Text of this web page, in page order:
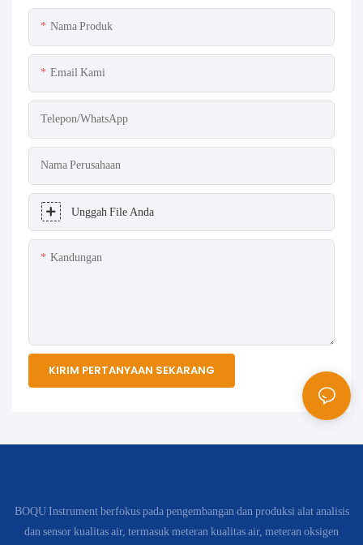
Nama Produk
Email Kami
Telepon/WhatsApp
Nama Perusahaan
Unggah File Anda
Kandungan
KIRIM PERTANYAAN SEKARANG
BOQU Instrument berfokus pada pengembangan dan produksi alat analisis
dan sensor kualitas air, termasuk meteran kualitas air, meteran oksigen